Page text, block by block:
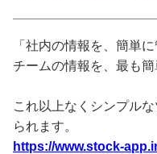
「社内の情報を、簡単
チームの情報を、最も
これ以上なくシンプル
られます。
https://www.stock-